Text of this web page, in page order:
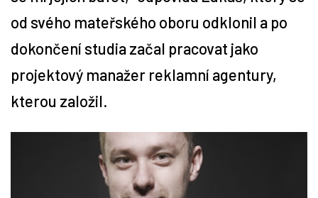
od svého mateřského oboru odklonil a po
dokončení studia začal pracovat jako
projektový manažer reklamní agentury,
kterou založil.